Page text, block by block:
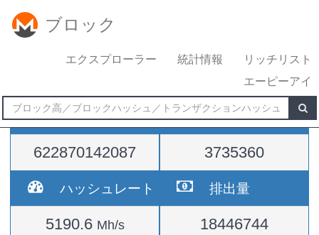
ブロック
エクスプローラー 統計情報
リッチリスト
エーピーアイ
難易度
622870142087
高さ
3735360
ハッシュレート
5190.6 Mh/s
排出量
18446744